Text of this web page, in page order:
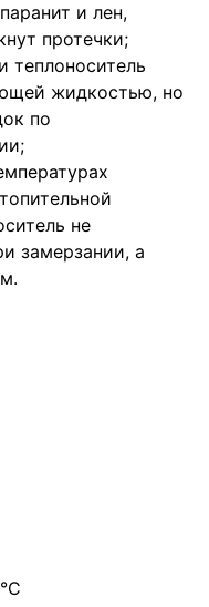
и лен,
протечки;
теплоноситель
жидкостью, но
по
не
замерзании, а